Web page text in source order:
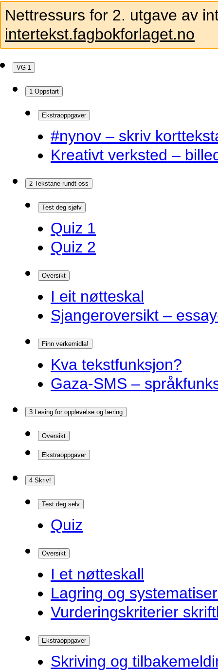
Nettressurs for 2. utgave av
intertekst.fagbokforlaget.no
VG 1
1 Oppstart
Ekstraoppgaver
#nynov – skriv
Kreativt verksted –
2 Tekstane rundt oss
Test deg sjølv
Quiz 1
Quiz 2
Oversikt
I eit nøtteskal
Sjangeroversikt –
Finn verkemidla!
Kva tekstfunksjon?
Gaza-SMS –
3 Lesing for opplevelse og læring
Oversikt
Ekstraoppgaver
4 Skriv!
Test deg selv
Quiz
Oversikt
I et nøtteskall
Lagring og
Vurderingskriterier
Ekstraoppgaver
Skriving og